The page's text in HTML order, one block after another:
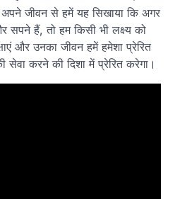
जीवन से हमें यह सिखाया कि अगर
हैं, तो हम किसी भी लक्ष्य को
और उनका जीवन हमें हमेशा प्रेरित
करने की दिशा में प्रेरित करेगा।